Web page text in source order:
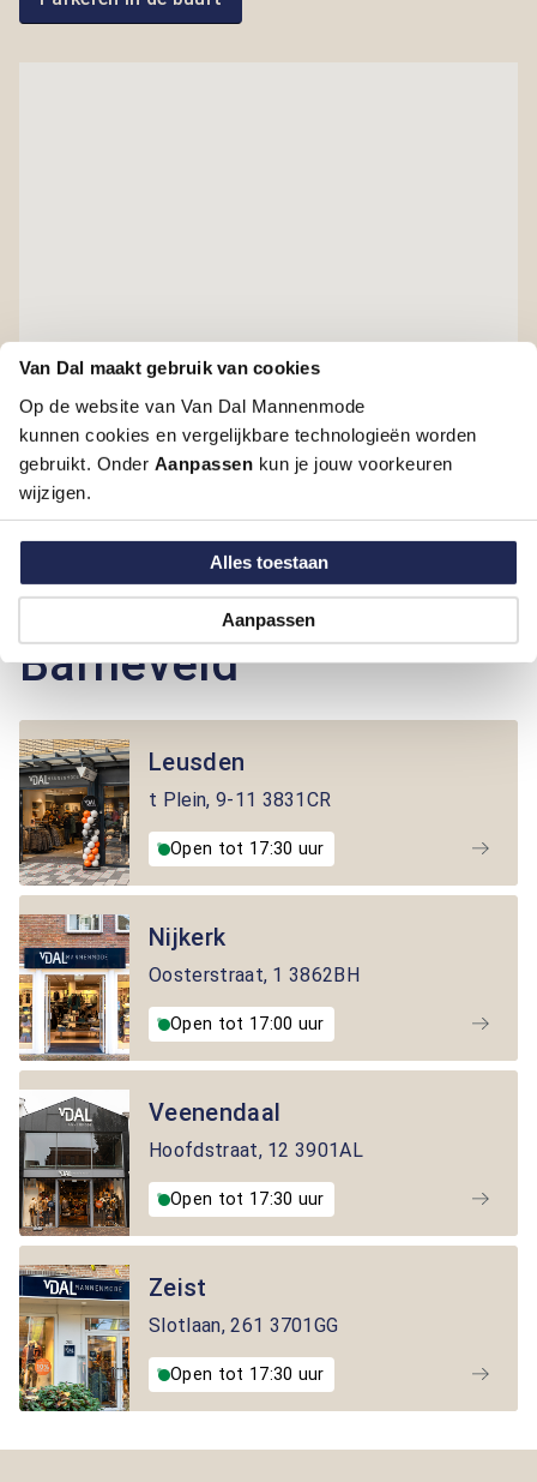
Van Dal maakt gebruik van cookies
Op de website van Van Dal Mannenmode
kunnen cookies en vergelijkbare technologieën worden
gebruikt. Onder Aanpassen kun je jouw voorkeuren
wijzigen.
Alles toestaan
Aanpassen
Winkels in de buurt van
Barneveld
Leusden
t Plein, 9-11 3831CR
Open tot 17:30 uur
Nijkerk
Oosterstraat, 13862BH
Open tot 17:00 uur
Veenendaal
Hoofdstraat,123901AL
Open tot 17:30 uur
Zeist
Slotlaan,261 3701GG
Open tot 17:30 uur